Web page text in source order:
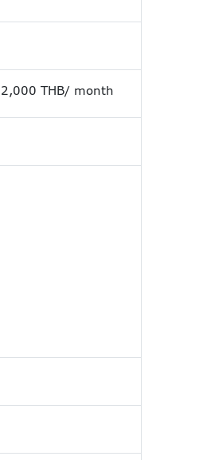
THB/ month